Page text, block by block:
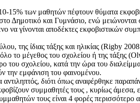
15% των μαθητών πέφτουν θύματα
Δημοτικό και Γυμνάσιο, ενώ
να γίνονται αποδέκτες εκφοβιστικών
της ίδιας τάξης και ηλικίας (Rigby
το μέγεθος του σχολείου ή της τάξης
σχολείου, κατά την ώρα του
την εμφάνιση του φαινομένου.
αντιληπτός, διότι όπως αναφέρθηκε
συμμαθητές τους , κυρίως
τους είναι 4 φορές περισσότερο